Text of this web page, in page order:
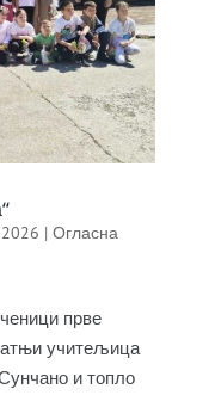
2026 | Огласна
прве
учитељица
и топло